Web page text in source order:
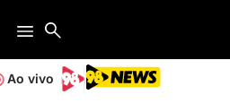
Ao vivo